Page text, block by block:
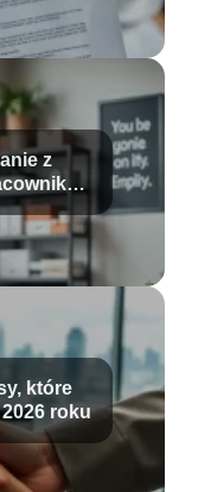
z
które
roku